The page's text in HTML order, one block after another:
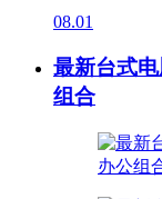
08.01
最新台式
组合